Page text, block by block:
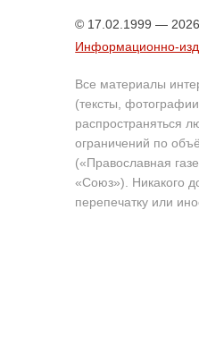
© 17.02.1999 — 2026
Информационно-
Все материалы
(тексты,
распространяться
ограничений по
(«Православная
«Союз»). Никакого
перепечатку или